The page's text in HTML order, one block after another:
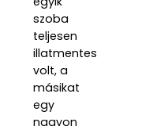
szoba
teljesen
illatmentes
volt, a
másikat
egy
nagyon